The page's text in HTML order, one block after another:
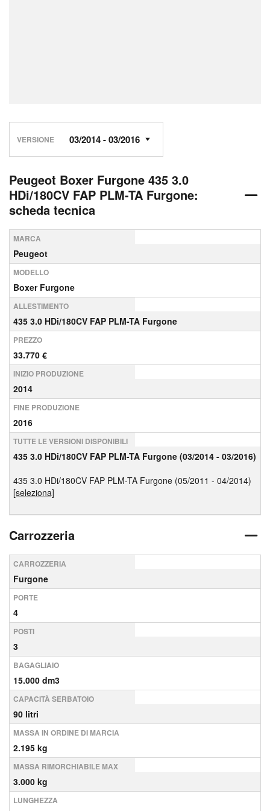
VERSIONE
Peugeot Boxer Furgone 435 3.0
HDi/180CV FAP PLM-TA Furgone:
scheda tecnica
MARCA
Peugeot
MODELLO
Boxer Furgone
ALLESTIMENTO
435 3.0 HDi/180CV FAP PLM-TA Furgone
PREZZO
33.770 €
INIZIO PRODUZIONE
2014
FINE PRODUZIONE
2016
TUTTE LE VERSIONI DISPONIBILI
435 3.0 HDi/180CV FAP PLM-TA Furgone (03/2014 - 03/2016)
435 3.0 HDi/180CV FAP PLM-TA Furgone (05/2011 - 04/2014)
[seleziona]
Carrozzeria
CARROZZERIA
Furgone
PORTE
4
POSTI
3
BAGAGLIAIO
15.000 dm3
CAPACITÀ SERBATOIO
90 litri
MASSA IN ORDINE DI MARCIA
2.195 kg
MASSA RIMORCHIABILE MAX
3.000 kg
LUNGHEZZA